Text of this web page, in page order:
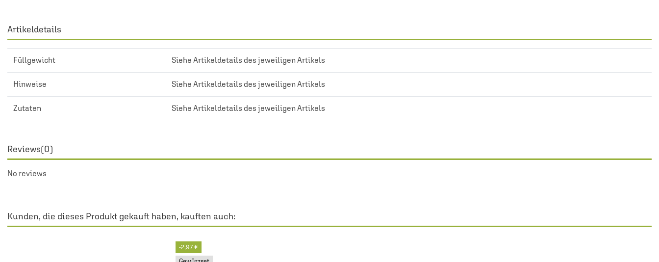
Artikeldetails
Füllgewicht Siehe Artikeldetails des jeweiligen Artikels
Hinweise Siehe Artikeldetails des jeweiligen Artikels
Zutaten Siehe Artikeldetails des jeweiligen Artikels
Reviews(0)
No reviews
Kunden, die dieses Produkt gekauft haben, kauften auch:
-2,97 €